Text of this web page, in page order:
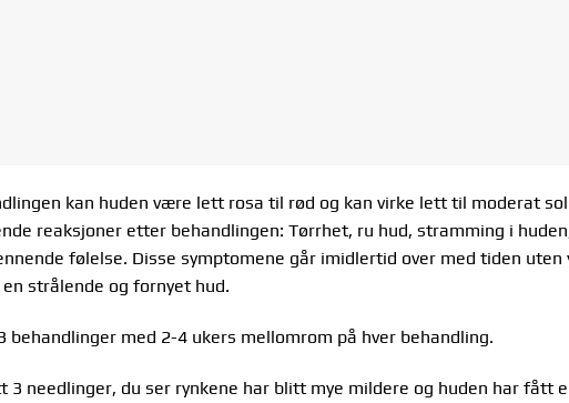
kan huden være lett rosa til rød og kan virke lett til moderat
reaksjoner etter behandlingen: Tørrhet, ru hud, stramming i
følelse. Disse symptomene går imidlertid over med tiden
strålende og fornyet hud.
behandlinger med 2-4 ukers mellomrom på hver behandling.
3 needlinger, du ser rynkene har blitt mye mildere og huden har fått